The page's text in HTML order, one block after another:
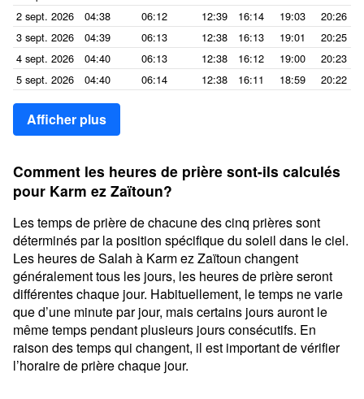
2 sept. 2026
04:38 06:12 12:39 16:14 19:03
20:26
3 sept. 2026
04:39 06:13 12:38 16:13 19:01
20:25
4 sept. 2026
04:40 06:13 12:38 16:12 19:00
20:23
5 sept. 2026
04:40 06:14 12:38 16:11 18:59 20:22
Afficher plus
Comment les heures de prière sont-ils calculés
pour Karm ez Zaïtoun?
Les temps de prière de chacune des cinq prières sont
déterminés par la position spécifique du soleil dans le ciel.
Les heures de Salah à Karm ez Zaïtoun changent
généralement tous les jours, les heures de prière seront
différentes chaque jour. Habituellement, le temps ne varie
que d’une minute par jour, mais certains jours auront le
même temps pendant plusieurs jours consécutifs. En
raison des temps qui changent, il est important de vérifier
l’horaire de prière chaque jour.